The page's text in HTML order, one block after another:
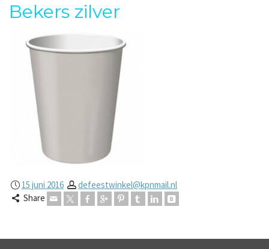
Bekers zilver
15 juni 2016
defeestwinkel@kpnmail.nl
Share